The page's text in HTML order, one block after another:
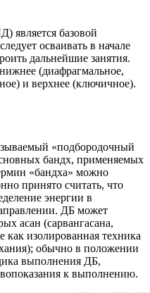
является базовой
осваивать в начале
дальнейшие занятия.
(диафрагмальное,
и верхнее (ключичное).
«подбородочный
бандх, применяемых
«бандха» можно
принято считать, что
энергии в
ДБ может
асан (сарвангасана,
как изолированная техника
обычно в положении
выполнения ДБ,
к выполнению.